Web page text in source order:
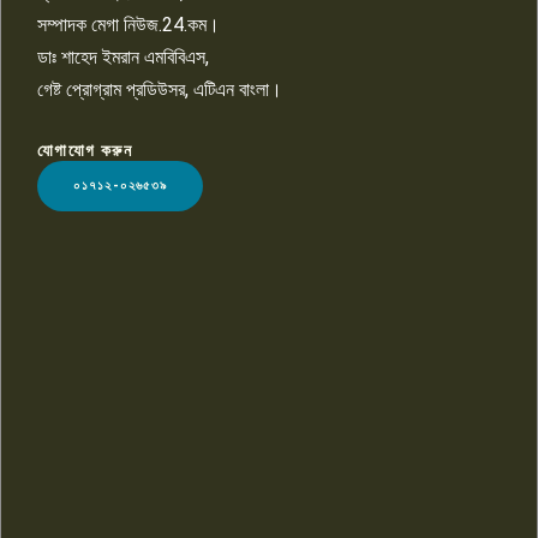
LOGO
সম্পাদক মেগা নিউজ.24.কম।
ডাঃ শাহেদ ইমরান এমবিবিএস,
গেষ্ট প্রোগ্রাম প্রডিউসর, এটিএন বাংলা।
যোগাযোগ করুন
০১৭১২-০২৬৫৩৯